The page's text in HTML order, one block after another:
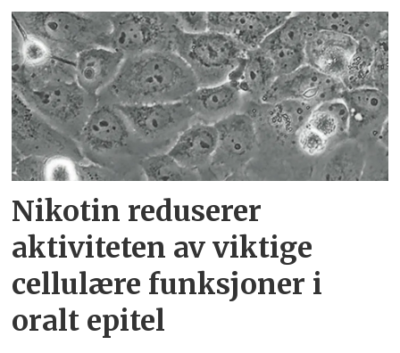
Nikotin reduserer
aktiviteten av viktige
cellulære funksjoner i
oralt epitel